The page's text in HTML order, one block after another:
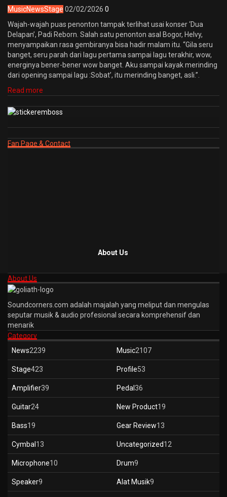
MusicNewsStage 02/02/2026 0
Wajah-wajah puas penonton tampak terlihat usai konser ‘Dua
Delapan’, Padi Reborn. Salah satu penonton asal Bogor, Helvy,
menyampaikan rasa gembiranya bisa hadir malam itu. “Gila seru
banget, seru parah dari lagu pertama sampai lagu terakhir, wow,
energinya bener-bener wow banget. Aku sampai kayak merinding
dari opening sampai lagu :Sobat’, itu merinding banget, asli.”.
Read more
Fan Page & Contact
About Us
About Us
Soundcorners.com adalah majalah yang meliput dan mengulas
seputar musik & audio profesional secara komprehensif dan
menarik
Category
News2239 Music2107
Stage423 Profile53
Amplifier39 Pedal36
Guitar24 New Product19
Bass19 Gear Review13
Cymbal13 Uncategorized12
Microphone10 Drum9
Speaker9 Alat Musik9